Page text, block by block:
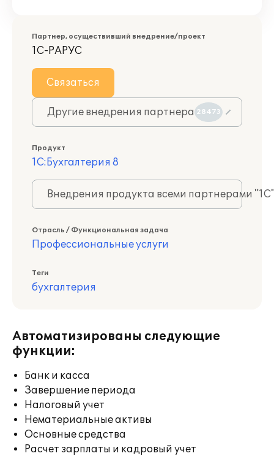
Партнер, осуществивший внедрение/проект
1С-РАРУС
Связаться
Другие внедрения партнера 28473
Продукт
1С:Бухгалтерия 8
Внедрения продукта всеми партнерами
Отрасль / Функциональная задача
Профессиональные услуги
Теги
бухгалтерия
Автоматизированы следующие
функции:
Банк и касса
Завершение периода
Налоговый учет
Нематериальные активы
Основные средства
Расчет зарплаты и кадровый учет